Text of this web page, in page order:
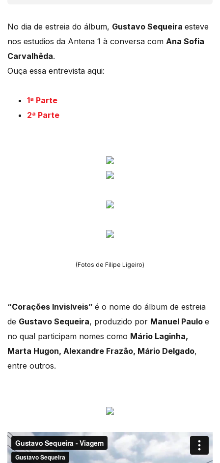
No dia de estreia do álbum, Gustavo Sequeira esteve
nos estudios da Antena 1 à conversa com Ana Sofia
Carvalhêda.
Ouça essa entrevista aqui:
1ª Parte
2ª Parte
(Fotos de Filipe Ligeiro)
“Corações Invisíveis” é o nome do álbum de estreia
de Gustavo Sequeira, produzido por Manuel Paulo e
no qual participam nomes como Mário Laginha,
Marta Hugon, Alexandre Frazão, Mário Delgado,
entre outros.